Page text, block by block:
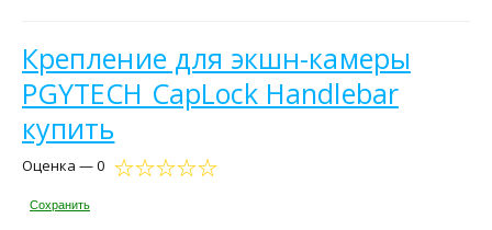
Крепление для экшн-камеры
PGYTECH CapLock Handlebar
купить
Оценка — 0
Сохранить